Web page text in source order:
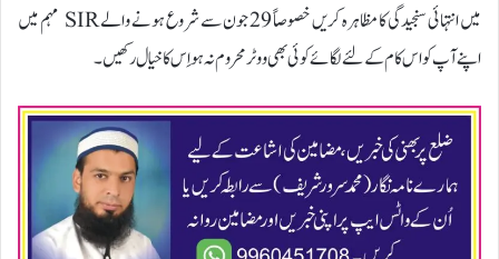
میں انتہائی سنجیدگی کا مظاہرہ کریں خصوصاً 29 جون سے شروع ہونے والے SIR مہم میں
اپنے آپ کو اس کام کے لئے لگائے کوئی بھی ووٹر محروم نہ ہو اِس کا خیال رکھیں۔